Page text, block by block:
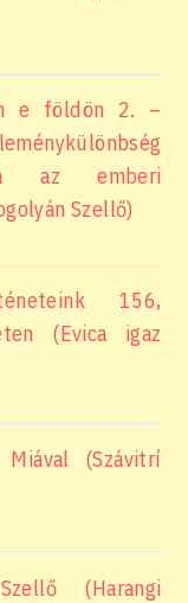
e földön 2. –
az emberi
Szellő)
156,
(Evica igaz
(Szávitrí
(Harangi